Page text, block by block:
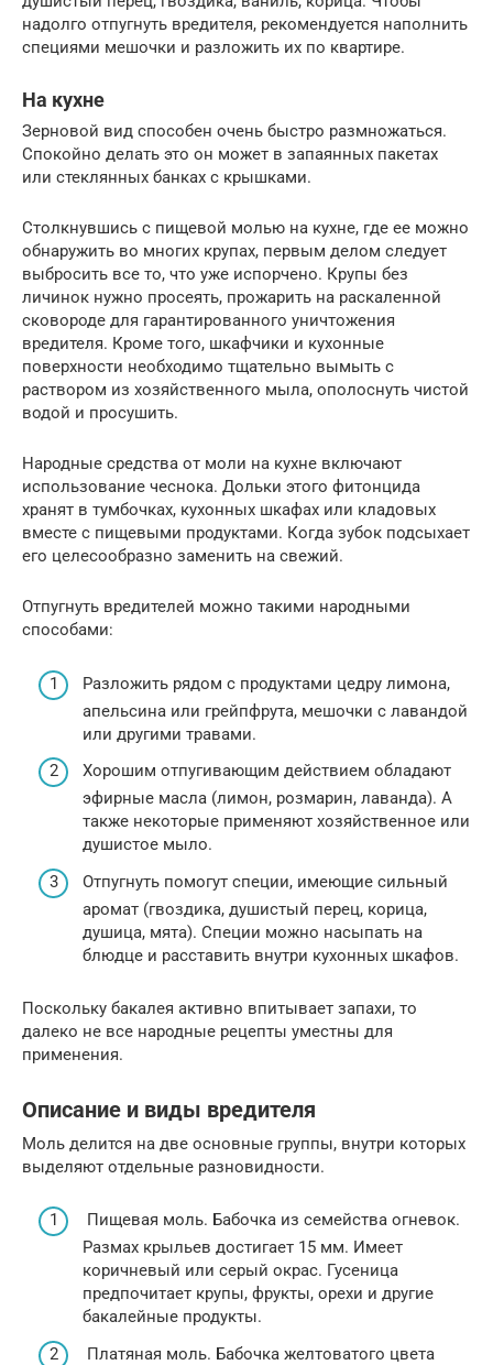
надолго отпугнуть вредителя, рекомендуется наполнить
специями мешочки и разложить их по квартире.
На кухне
Зерновой вид способен очень быстро размножаться.
Спокойно делать это он может в запаянных пакетах
или стеклянных банках с крышками.
Столкнувшись с пищевой молью на кухне, где ее можно
обнаружить во многих крупах, первым делом следует
выбросить все то, что уже испорчено. Крупы без
личинок нужно просеять, прожарить на раскаленной
сковороде для гарантированного уничтожения
вредителя. Кроме того, шкафчики и кухонные
поверхности необходимо тщательно вымыть с
раствором из хозяйственного мыла, ополоснуть чистой
водой и просушить.
Народные средства от моли на кухне включают
использование чеснока. Дольки этого фитонцида
хранят в тумбочках, кухонных шкафах или кладовых
вместе с пищевыми продуктами. Когда зубок подсыхает
его целесообразно заменить на свежий.
Отпугнуть вредителей можно такими народными
способами:
Разложить рядом с продуктами цедру лимона,
апельсина или грейпфрута, мешочки с лавандой
или другими травами.
Хорошим отпугивающим действием обладают
эфирные масла (лимон, розмарин, лаванда). А
также некоторые применяют хозяйственное или
душистое мыло.
Отпугнуть помогут специи, имеющие сильный
аромат (гвоздика, душистый перец, корица,
душица, мята). Специи можно насыпать на
блюдце и расставить внутри кухонных шкафов.
Поскольку бакалея активно впитывает запахи, то
далеко не все народные рецепты уместны для
применения.
Описание и виды вредителя
Моль делится на две основные группы, внутри которых
выделяют отдельные разновидности.
Пищевая моль. Бабочка из семейства огневок.
Размах крыльев достигает 15 мм. Имеет
коричневый или серый окрас. Гусеница
предпочитает крупы, фрукты, орехи и другие
бакалейные продукты.
Платяная моль. Бабочка желтоватого цвета